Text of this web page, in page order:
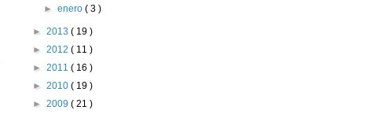
►enero( 3 )
► 2013 ( 19 )
► 2012 ( 11 )
► 2011 ( 16 )
► 2010 ( 19 )
► 2009 ( 21 )